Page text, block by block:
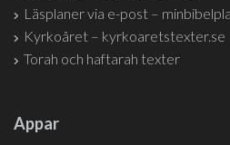
Läsplaner via e-post –
Kyrkoåret – kyrkoaretstexter.se
Torah och haftarah texter
Appar